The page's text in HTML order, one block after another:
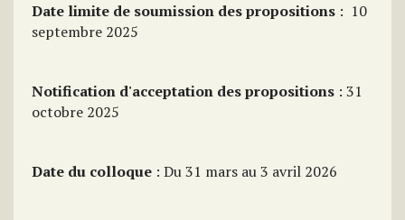
Date limite de soumission des propositions : 10
septembre 2025
Notification d'acceptation des propositions : 31
octobre 2025
Date du colloque : Du 31 mars au 3 avril 2026